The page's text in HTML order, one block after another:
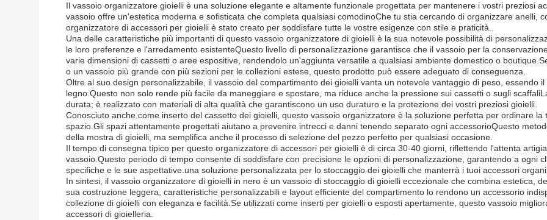
Il vassoio organizzatore gioielli è una soluzione elegante e altamente funzionale progettata per mantenere i vostri preziosi
vassoio offre un'estetica moderna e sofisticata che completa qualsiasi comodinoChe tu stia cercando di organizzare anelli,
organizzatore di accessori per gioielli è stato creato per soddisfare tutte le vostre esigenze con stile e praticità..
Una delle caratteristiche più importanti di questo vassoio organizzatore di gioielli è la sua notevole possibilità di
le loro preferenze e l'arredamento esistenteQuesto livello di personalizzazione garantisce che il vassoio per la
varie dimensioni di cassetti o aree espositive, rendendolo un'aggiunta versatile a qualsiasi ambiente domestico o
o un vassoio più grande con più sezioni per le collezioni estese, questo prodotto può essere adeguato di conseguenza.
Oltre al suo design personalizzabile, il vassoio del compartimento dei gioielli vanta un notevole vantaggio di peso, essendo
legno.Questo non solo rende più facile da maneggiare e spostare, ma riduce anche la pressione sui cassetti o sugli
durata; è realizzato con materiali di alta qualità che garantiscono un uso duraturo e la protezione dei vostri preziosi gioielli.
Conosciuto anche come inserto del cassetto dei gioielli, questo vassoio organizzatore è la soluzione perfetta per ordinare
spazio.Gli spazi attentamente progettati aiutano a prevenire intrecci e danni tenendo separato ogni accessorioQuesto
della mostra di gioielli, ma semplifica anche il processo di selezione del pezzo perfetto per qualsiasi occasione.
Il tempo di consegna tipico per questo organizzatore di accessori per gioielli è di circa 30-40 giorni, riflettendo l'attenta
vassoio.Questo periodo di tempo consente di soddisfare con precisione le opzioni di personalizzazione, garantendo a ogni
specifiche e le sue aspettative.una soluzione personalizzata per lo stoccaggio dei gioielli che manterrà i tuoi accessori
In sintesi, il vassoio organizzatore di gioielli in nero è un vassoio di stoccaggio di gioielli eccezionale che combina estetica,
sua costruzione leggera, caratteristiche personalizzabili e layout efficiente del compartimento lo rendono un accessorio
collezione di gioielli con eleganza e facilità.Se utilizzati come inserti per gioielli o esposti apertamente, questo vassoio
accessori di gioielleria.